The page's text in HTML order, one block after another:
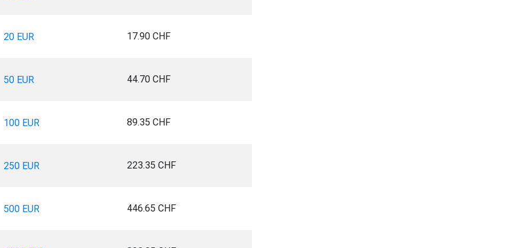
20 EUR 17.90 CHF
50 EUR 44.70 CHF
100 EUR 89.35 CHF
250 EUR 223.35 CHF
500 EUR 446.65 CHF